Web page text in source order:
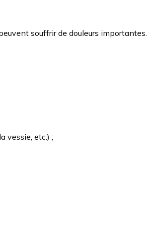
souffrir de douleurs importantes.
vessie, etc.) ;